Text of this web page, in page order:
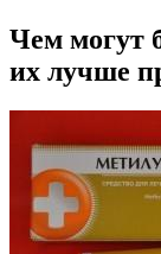
Чем могут
их лучше